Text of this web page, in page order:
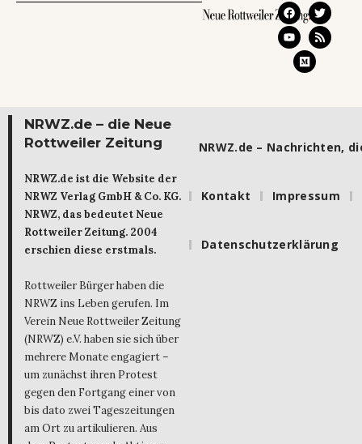
NRWZ.de – die Neue
Rottweiler Zeitung
NRWZ.de ist die Website der
NRWZ Verlag GmbH & Co. KG.
NRWZ, das bedeutet Neue
Rottweiler Zeitung. 2004
erschien diese erstmals.
Rottweiler Bürger haben die
NRWZ ins Leben gerufen. Im
Verein Neue Rottweiler Zeitung
(NRWZ) e.V. haben sie sich über
mehrere Monate engagiert –
um zunächst ihren Protest
gegen den Fortgang einer von
bis dato zwei Tageszeitungen
am Ort zu artikulieren. Aus
NRWZ.de – Nachrichten,
Kontakt Impressum
Datenschutzerklärung